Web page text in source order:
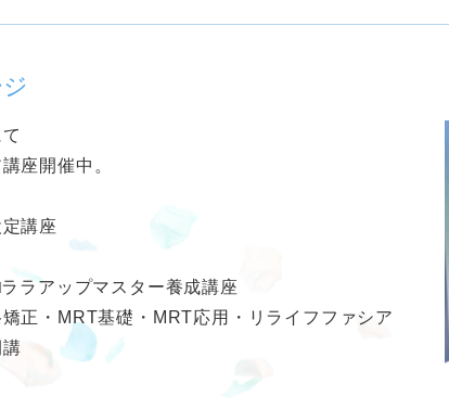
座開催中。
講座
ラアップマスター養成講座
正・MRT基礎・MRT応用・リライフファシア
講